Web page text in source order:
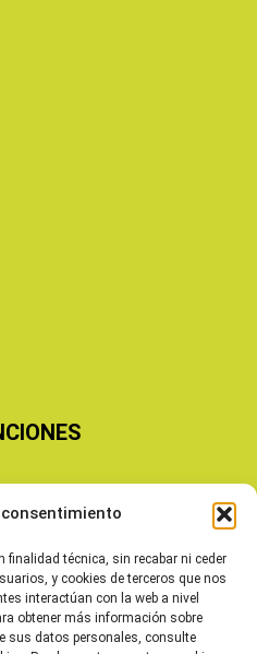
finalidad técnica, sin recabar ni ceder
y cookies de terceros que nos
interactúan con la web a nivel
obtener más información sobre
sus datos personales, consulte